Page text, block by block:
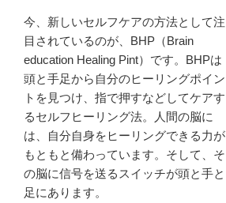
今、新しいセルフケアの方法として注
目されているのが、BHP（Brain
education Healing Pint）です。BHPは
頭と手足から自分のヒーリングポイン
トを見つけ、指で押すなどしてケアす
るセルフヒーリング法。人間の脳に
は、自分自身をヒーリングできる力が
もともと備わっています。そして、そ
の脳に信号を送るスイッチが頭と手と
足にあります。